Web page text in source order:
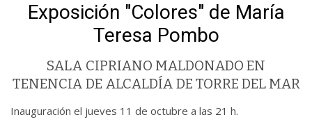
Exposición "Colores" de María
Teresa Pombo
SALA CIPRIANO MALDONADO EN
TENENCIA DE ALCALDÍA DE TORRE DEL MAR
Inauguración el jueves 11 de octubre a las 21 h.